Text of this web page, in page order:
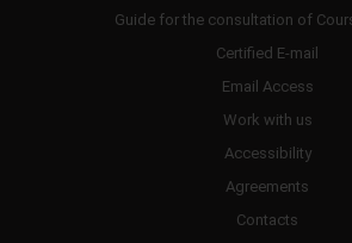
Guide for the consultation of
Certified E-mail
Email Access
Work with us
Accessibility
Agreements
Contacts